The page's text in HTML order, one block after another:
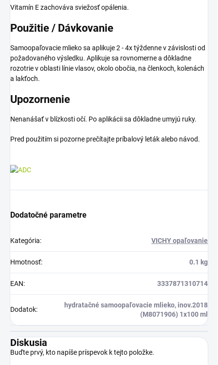
Vitamín E zachováva sviežosť opálenia.
Použitie / Dávkovanie
Samoopaľovacie mlieko sa aplikuje 2 - 4x týždenne v závislosti od
požadovaného výsledku. Aplikuje sa rovnomerne a dôkladne
rozotrie v oblasti línie vlasov, okolo obočia, na členkoch, kolenách
a lakťoch.
Upozornenie
Nenanášať v blízkosti očí. Po aplikácii sa dôkladne umyjú ruky.
Pred použitím si pozorne prečítajte príbalový leták alebo návod.
Dodatočné parametre
Kategória: VICHY opaľovanie
Hmotnosť: 0.1 kg
EAN: 3337871310714
Dodatok:
hydratačné samoopaľovacie mlieko, inov.2018
(M8071906) 1x100 ml
Diskusia
Buďte prvý, kto napíše príspevok k tejto položke.